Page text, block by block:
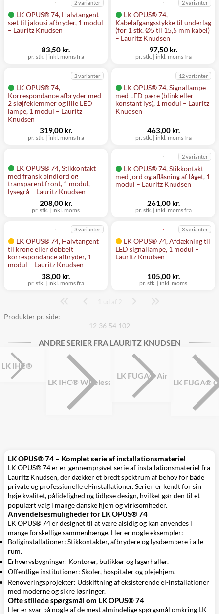
LK OPUS® 74, Halvtangent-
sæt til jalousi afbryder, 1 modul
– Lauritz Knudsen
2 varianter
pr. stk. | inkl. moms fra
83,50 kr.
LK OPUS® 74,
Kabelafgangsstykke til underlag
(for 1 stk. Ø5 til 15,5 mm kabel)
– Lauritz Knudsen
2 varianter
pr. stk. | inkl. moms fra
97,50 kr.
LK OPUS® 74,
Korrespondance afbryder med
2 sløjfeklemmer og lille LED
lampe, 1 modul – Lauritz
Knudsen
2 varianter
pr. stk. | inkl. moms fra
319,00 kr.
LK OPUS® 74, Signallampe
med LED pære (blink eller
konstant lys), 1 modul – Lauritz
Knudsen
12 varianter
pr. stk. | inkl. moms fra
463,00 kr.
LK OPUS® 74, Stikkontakt
med fransk pindjord og
transparent front, 1 modul,
lysegrå – Lauritz Knudsen
pr. stk. | inkl. moms
208,00 kr.
LK OPUS® 74, Stikkontakt
med jord og aflåsning af låget, 1
modul – Lauritz Knudsen
2 varianter
pr. stk. | inkl. moms fra
261,00 kr.
LK OPUS® 74, Halvtangent
til krone eller dobbelt
korrespondance afbryder, 1
modul – Lauritz Knudsen
3 varianter
pr. stk. | inkl. moms fra
38,00 kr.
LK OPUS® 74, Afdækning til
LED signallampe, 1 modul –
Lauritz Knudsen
3 varianter
pr. stk. | inkl. moms
105,00 kr.
Side
1 ud af 2
Produkter pr. side:
12 36 54 102
ANDRE SERIER FRA LAURITZ KNUDSEN
LK IHC®
LK IHC® Wireless
LK FUGA® Air
LK FUGA®
LK OPUS® 74 – Komplet serie af installationsmateriel
LK OPUS® 74 er en gennemprøvet serie af installationsmateriel fra
Lauritz Knudsen, der dækker et bredt spektrum af behov for både
private og professionelle el-installationer. Serien er kendt for sin
høje kvalitet, pålidelighed og tidløse design, hvilket gør den til et
populært valg i mange danske hjem og virksomheder.
Anvendelsesmuligheder for LK OPUS® 74
LK OPUS® 74 er designet til at være alsidig og kan anvendes i
mange forskellige sammenhænge. Her er nogle eksempler:
Boliginstallationer: Stikkontakter, afbrydere og lysdæmpere i alle
rum.
Erhvervsbygninger: Kontorer, butikker og lagerhaller.
Offentlige institutioner: Skoler, hospitaler og plejehjem.
Renoveringsprojekter: Udskiftning af eksisterende el-installationer
med moderne og sikre løsninger.
Ofte stillede spørgsmål om LK OPUS® 74
Her er svar på nogle af de mest almindelige spørgsmål omkring LK